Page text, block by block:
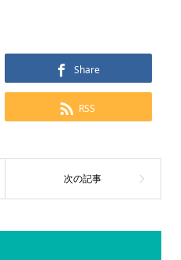
Share
RSS